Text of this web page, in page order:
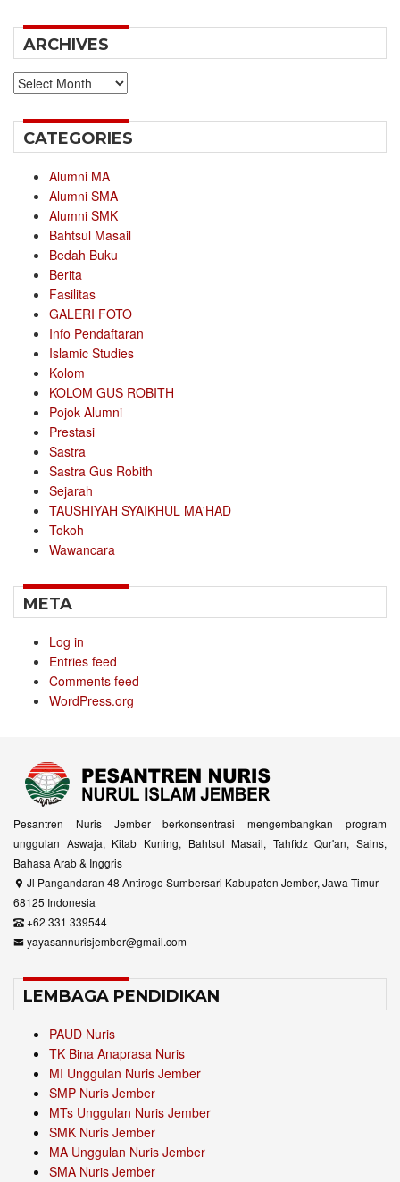
ARCHIVES
Archives
CATEGORIES
Alumni MA
Alumni SMA
Alumni SMK
Bahtsul Masail
Bedah Buku
Berita
Fasilitas
GALERI FOTO
Info Pendaftaran
Islamic Studies
Kolom
KOLOM GUS ROBITH
Pojok Alumni
Prestasi
Sastra
Sastra Gus Robith
Sejarah
TAUSHIYAH SYAIKHUL MA'HAD
Tokoh
Wawancara
META
Log in
Entries feed
Comments feed
WordPress.org
Pesantren Nuris Jember berkonsentrasi mengembangkan program
unggulan Aswaja, Kitab Kuning, Bahtsul Masail, Tahfidz Qur'an, Sains,
Bahasa Arab & Inggris
Jl Pangandaran 48 Antirogo Sumbersari Kabupaten Jember, Jawa Timur
68125 Indonesia
+62 331 339544
yayasannurisjember@gmail.com
LEMBAGA PENDIDIKAN
PAUD Nuris
TK Bina Anaprasa Nuris
MI Unggulan Nuris Jember
SMP Nuris Jember
MTs Unggulan Nuris Jember
SMK Nuris Jember
MA Unggulan Nuris Jember
SMA Nuris Jember